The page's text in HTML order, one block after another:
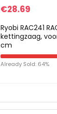
€28.69
Ryobi RAC241
kettingzaag,
cm
Already Sold: 64%